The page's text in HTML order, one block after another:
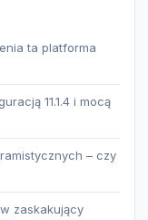
ta platforma
11.1.4 i mocą
– czy
zaskakujący